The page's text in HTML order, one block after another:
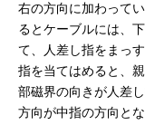
右の方向に加わって
るとケーブルには、
て、人差し指をまっ
指を当てはめると、
部磁界の向きが人差
方向が中指の方向と